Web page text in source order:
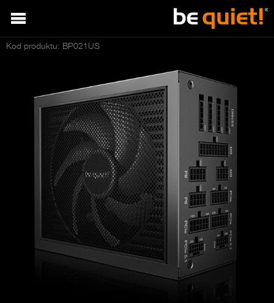
Kod produktu: BP021US